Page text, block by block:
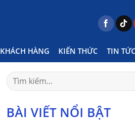
KHÁCH HÀNG KIẾN THỨC TIN TỨC
Posts tagged "tẩy trắng
Search
for:
BÀI VIẾT NỔI BẬT